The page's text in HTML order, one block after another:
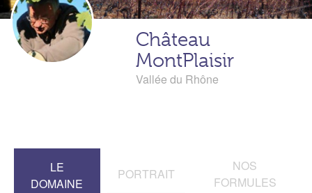
Château
MontPlaisir
Vallée du Rhône
LE
DOMAINE
PORTRAIT
NOS
FORMULES